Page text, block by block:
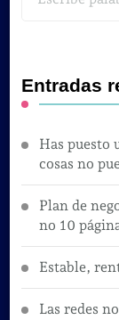
Entradas
Has puesto
cosas no
Plan de
no 10
Estable,
Las redes